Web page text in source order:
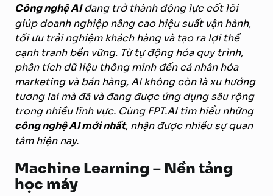
Công nghệ AIđang trở thành động lực cốt lõi
giúp doanh nghiệp nâng cao hiệu suất vận hành,
tối ưu trải nghiệm khách hàng và tạo ra lợi thế
cạnh tranh bền vững. Từ tự động hóa quy trình,
phân tích dữ liệu thông minh đến cá nhân hóa
marketing và bán hàng, AI không còn là xu hướng
tương lai mà đã và đang được ứng dụng sâu rộng
trong nhiều lĩnh vực. Cùng FPT.AI tìm hiểu những
công nghệ AI mới nhất, nhận được nhiều sự quan
tâm hiện nay.
Machine Learning – Nền tảng
học máy